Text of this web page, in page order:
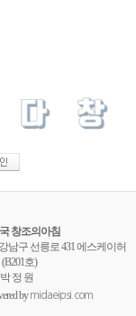
창조의아침
남구 선릉로 431 에스케이허
호)
정 원
bymidaeipsi.com